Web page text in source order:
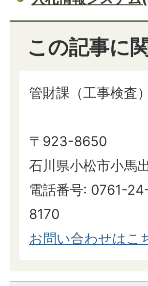
この記事に
管財課（工事検査）
〒923-8650
石川県小松市小馬
電話番号: 0761-
8170
お問い合わせはこ